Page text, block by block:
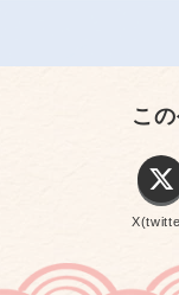
こ